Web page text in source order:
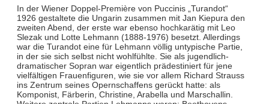
In der Wiener Doppel-Première von Puccinis „Turandot“
1926 gestaltete die Ungarin zusammen mit Jan Kiepura den
zweiten Abend, der erste war ebenso hochkarätig mit Leo
Slezak und Lotte Lehmann (1888-1976) besetzt. Allerdings
war die Turandot eine für Lehmann völlig untypische Partie,
in der sie sich selbst nicht wohlfühlte. Sie als jugendlich-
dramatischer Sopran war eigentlich prädestiniert für jene
vielfältigen Frauenfiguren, wie sie vor allem Richard Strauss
ins Zentrum seines Opernschaffens gerückt hatte: als
Komponist, Färberin, Christine, Arabella und Marschallin.